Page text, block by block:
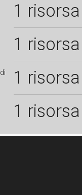
1 risorsa
1 risorsa
di 1 risorsa
1 risorsa